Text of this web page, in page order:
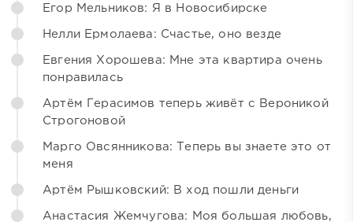
Егор Мельников: Я в Новосибирске
Нелли Ермолаева: Счастье, оно везде
Евгения Хорошева: Мне эта квартира очень
понравилась
Артём Герасимов теперь живёт с Вероникой
Строгоновой
Марго Овсянникова: Теперь вы знаете это от
меня
Артём Рышковский: В ход пошли деньги
Анастасия Жемчугова: Моя большая любовь,